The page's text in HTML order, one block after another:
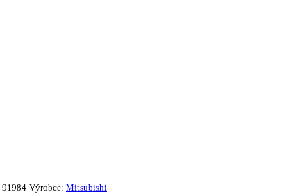
91984 Výrobce: Mitsubishi